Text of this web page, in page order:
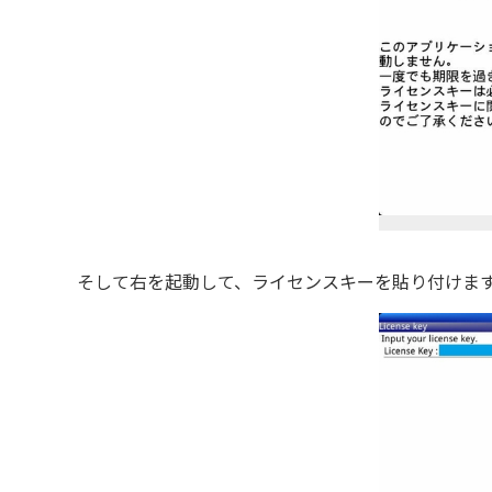
そして右を起動して、ライセンスキーを貼り付けま